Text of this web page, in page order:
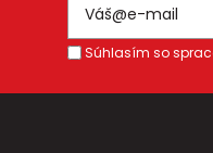
Súhlasím so